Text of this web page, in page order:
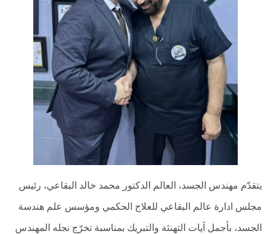
الاكسجين
والشلل
الدماغي
خلع
بكل
أنواعها
تمزق
الظفيرة
العضدية
بانواعها
الصور
يتقدّم مهندس الجسد، العالم الدكتور محمد خالد البقاعي، رئيس
مجلس ادارة عالم البقاعي للعلاج الحكمي ومؤسس علم هندسة
الجسد، بأجمل آيات التهنئة والتبريك بمناسبة تخرّج نجله المهندس